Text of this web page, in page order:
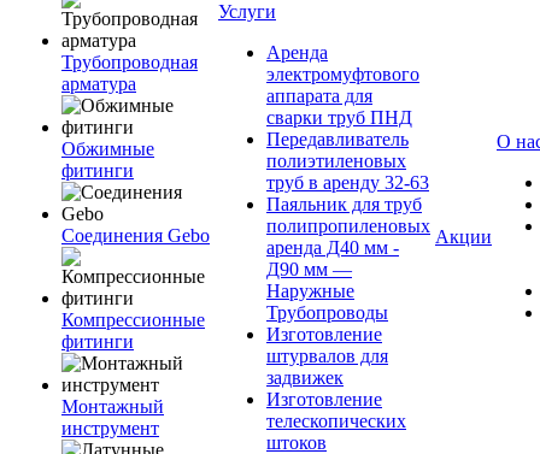
Трубопроводная
арматура
Обжимные
фитинги
Соединения Gebo
Компрессионные
фитинги
Монтажный
инструмент
Услуги
Аренда
электромуфтового
аппарата для
сварки труб ПНД
Передавливатель
полиэтиленовых
труб в аренду 32-63
Паяльник для труб
полипропиленовых
аренда Д40 мм -
Д90 мм —
Наружные
Трубопроводы
Изготовление
штурвалов для
задвижек
Изготовление
телескопических
штоков
Акции
О